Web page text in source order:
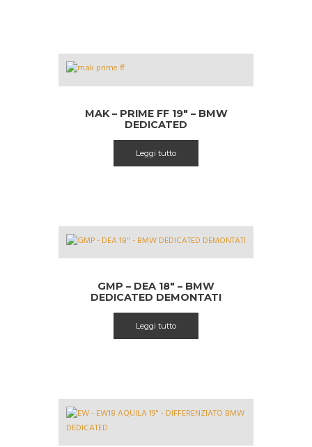
MAK – PRIME FF 19″ – BMW
DEDICATED
Leggi tutto
GMP – DEA 18″ – BMW
DEDICATED DEMONTATI
Leggi tutto